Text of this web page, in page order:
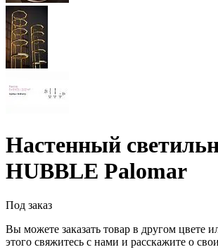
Настенный
HUBBLE Palomar
Под заказ
Вы можете заказать товар в другом цвете
этого свяжитесь с нами и расскажите о